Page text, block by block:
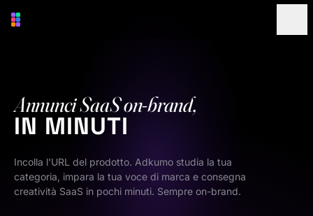
Annunci SaaS on-brand,
IN MINUTI
Incolla l'URL del prodotto. Adkumo studia la tua
categoria, impara la tua voce di marca e consegna
creatività SaaS in pochi minuti. Sempre on-brand.